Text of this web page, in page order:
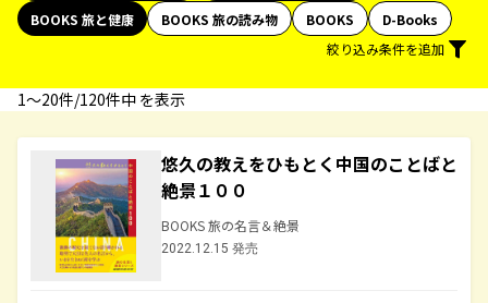
BOOKS 旅と健康
BOOKS 旅の読み物 BOOKS
D-Books
絞り込み条件を追加
1〜20件/120件中 を表示
悠久の教えをひもとく中国のことばと
絶景１００
BOOKS 旅の名言＆絶景
2022.12.15 発売